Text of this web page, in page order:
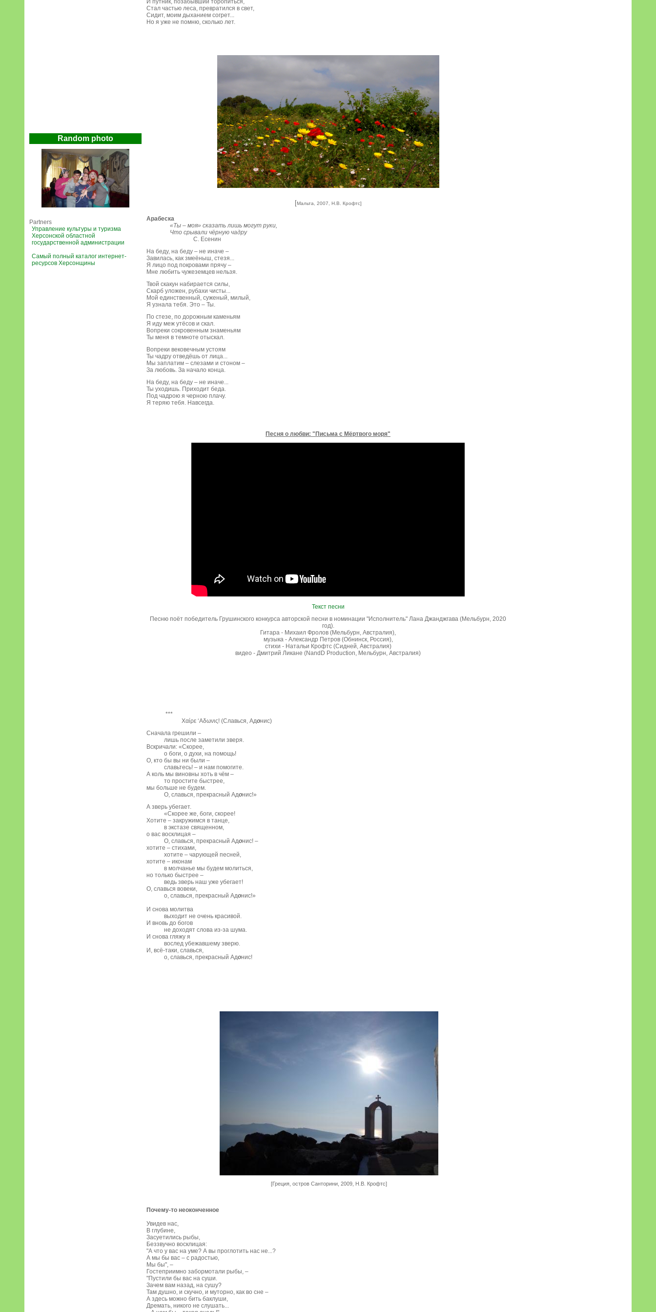
Random photo
Partners
Управление культуры и туризма
Херсонской областной
государственной администрации
Самый полный каталог интернет-
ресурсов Херсонщины
И путник, позабывший торопиться,
Стал частью леса, превратился в свет,
Сидит, моим дыханием согрет...
Но я уже не помню, сколько лет.
[Мальта, 2007, Н.В. Крофтс]
Арабеска
«Ты – моя» сказать лишь могут руки,
Что срывали чёрную чадру
С. Есенин
На беду, на беду – не иначе –
Завилась, как змеёныш, стезя...
Я лицо под покровами прячу –
Мне любить чужеземцев нельзя.
Твой скакун набирается силы,
Скарб уложен, рубахи чисты...
Мой единственный, суженый, милый,
Я узнала тебя. Это – Ты.
По стезе, по дорожным каменьям
Я иду меж утёсов и скал.
Вопреки сокровенным знаменьям
Ты меня в темноте отыскал.
Вопреки вековечным устоям
Ты чадру отведёшь от лица...
Мы заплатим – слезами и стоном –
За любовь. За начало конца.
На беду, на беду – не иначе...
Ты уходишь. Приходит беда.
Под чадрою я черною плачу.
Я теряю тебя. Навсегда.
Песня о любви: "Письма с Мёртвого моря"
Текст песни
Песню поёт победитель Грушинского конкурса авторской песни в номинации "Исполнитель" Лана Джанджгава (Мельбурн, 2020
год).
Гитара - Михаил Фролов (Мельбурн, Австралия),
музыка - Александр Петров (Обнинск, Россия),
стихи - Натальи Крофтс (Сидней, Австралия)
видео - Дмитрий Ликане (NandD Production, Мельбурн, Австралия)
***
Χαίρε ‘Αδωνις! (Славься, Адонис)
Сначала грешили –
лишь после заметили зверя.
Вскричали: «Скорее,
о боги, о духи, на помощь!
О, кто бы вы ни были –
славьтесь! – и нам помогите.
А коль мы виновны хоть в чём –
то простите быстрее,
мы больше не будем.
О, славься, прекрасный Адонис!»
А зверь убегает.
«Скорее же, боги, скорее!
Хотите – закружимся в танце,
в экстазе священном,
о вас восклицая –
О, славься, прекрасный Адонис! –
хотите – стихами,
хотите – чарующей песней,
хотите – иконам
в молчанье мы будем молиться,
но только быстрее –
ведь зверь наш уже убегает!
О, славься вовеки,
о, славься, прекрасный Адонис!»
И снова молитва
выходит не очень красивой.
И вновь до богов
не доходят слова из-за шума.
И снова гляжу я
вослед убежавшему зверю.
И, всё-таки, славься,
о, славься, прекрасный Адонис!
[Греция, остров Санторини, 2009, Н.В. Крофтс]
Почему-то неоконченное
Увидев нас,
В глубине,
Засуетились рыбы,
Беззвучно восклицая:
"А что у вас на уме? А вы проглотить нас не...?
А мы бы вас – с радостью,
Мы бы", –
Гостеприимно забормотали рыбы, –
"Пустили бы вас на суши.
Зачем вам назад, на сушу?
Там душно, и скучно, и муторно, как во сне –
А здесь можно бить баклуши,
Дремать, никого не слушать...